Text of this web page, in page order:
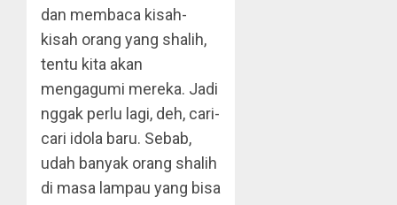
dan membaca kisah-
kisah orang yang shalih,
tentu kita akan
mengagumi mereka. Jadi
nggak perlu lagi, deh, cari-
cari idola baru. Sebab,
udah banyak orang shalih
di masa lampau yang bisa